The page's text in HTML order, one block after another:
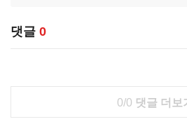
댓글 0
0/0 댓글 더보